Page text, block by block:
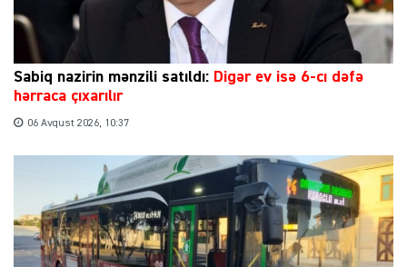
Sabiq nazirin mənzili satıldı: Digər ev isə 6-cı dəfə
hərraca çıxarılır
06 Avqust 2026, 10:37